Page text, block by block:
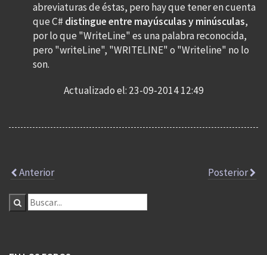
abreviaturas de éstas, pero hay que tener en cuenta
que C# distingue entre mayúsculas y minúsculas,
por lo que "WriteLine" es una palabra reconocida,
pero "writeLine", "WRITELINE" o "Writeline" no lo
son.
Actualizado el: 23-09-2014 12:49
Anterior Posterior